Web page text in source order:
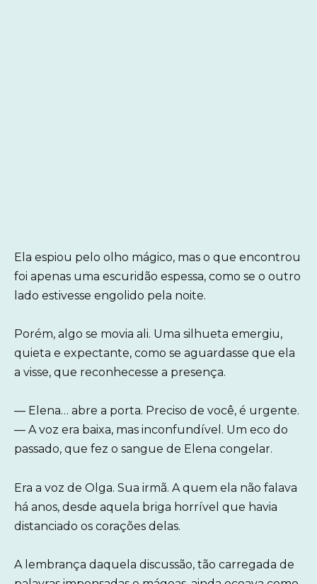
Ela espiou pelo olho mágico, mas o que encontrou
foi apenas uma escuridão espessa, como se o outro
lado estivesse engolido pela noite.
Porém, algo se movia ali. Uma silhueta emergiu,
quieta e expectante, como se aguardasse que ela
a visse, que reconhecesse a presença.
— Elena… abre a porta. Preciso de você, é urgente.
— A voz era baixa, mas inconfundível. Um eco do
passado, que fez o sangue de Elena congelar.
Era a voz de Olga. Sua irmã. A quem ela não falava
há anos, desde aquela briga horrível que havia
distanciado os corações delas.
A lembrança daquela discussão, tão carregada de